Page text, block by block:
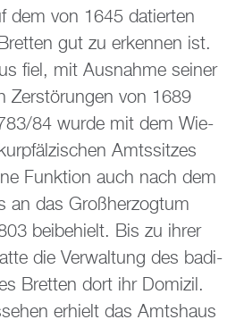
dem von 1645 da­tier­ten
gut zu er­ken­nen ist.
fiel, mit Aus­nah­me sei­ner
Zer­stö­run­gen von 1689
84 wurde mit dem Wie­
Amts­sit­zes
Funk­ti­on auch nach dem
an das Gro­ßher­zog­tum
bei­be­hielt. Bis zu ihrer
die Ver­wal­tung des ba­di­
Brett­en dort ihr Do­mi­zil.
er­hielt das Amts­haus